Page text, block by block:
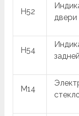
H52
двери
H54
M14